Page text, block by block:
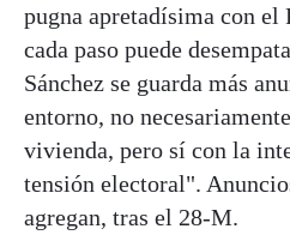
pugna apretadísima con el
cada paso puede
Sánchez se guarda más
entorno, no
vivienda, pero sí con la
tensión electoral".
agregan, tras el 28-M.